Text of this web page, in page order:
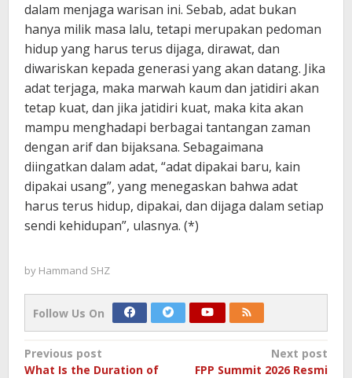
dalam menjaga warisan ini. Sebab, adat bukan
hanya milik masa lalu, tetapi merupakan pedoman
hidup yang harus terus dijaga, dirawat, dan
diwariskan kepada generasi yang akan datang. Jika
adat terjaga, maka marwah kaum dan jatidiri akan
tetap kuat, dan jika jatidiri kuat, maka kita akan
mampu menghadapi berbagai tantangan zaman
dengan arif dan bijaksana. Sebagaimana
diingatkan dalam adat, “adat dipakai baru, kain
dipakai usang”, yang menegaskan bahwa adat
harus terus hidup, dipakai, dan dijaga dalam setiap
sendi kehidupan”, ulasnya. (*)
by Hammand SHZ
Follow Us On
Post
Previous post
What Is the Duration of
Next post
FPP Summit 2026 Resmi